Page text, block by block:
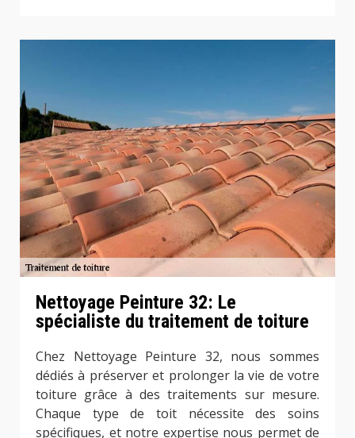
Nettoyage Peinture 32: Le
spécialiste du traitement de toiture
Chez Nettoyage Peinture 32, nous sommes
dédiés à préserver et prolonger la vie de votre
toiture grâce à des traitements sur mesure.
Chaque type de toit nécessite des soins
spécifiques, et notre expertise nous permet de